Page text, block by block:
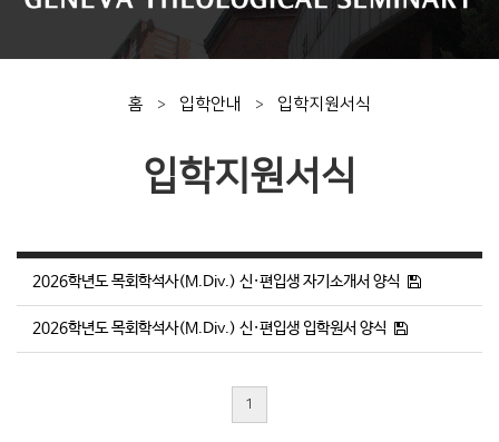
홈 > 입학안내 > 입학지원서식
입학지원서식
2026학년도 목회학석사(M.Div.) 신·편입생 자기소개서 양식
2026학년도 목회학석사(M.Div.) 신·편입생 입학원서 양식
1